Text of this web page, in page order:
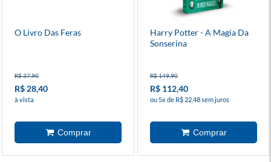
O Livro Das Feras
R$ 37,90
R$ 28,40
à vista
Harry Potter - A Magia Da
Sonserina
R$ 149,90
R$ 112,40
ou 5x de R$ 22,48 sem juros